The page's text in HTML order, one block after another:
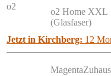
o2
o2 Home XXL
(Glasfaser)
Jetzt in Kirchberg: 12